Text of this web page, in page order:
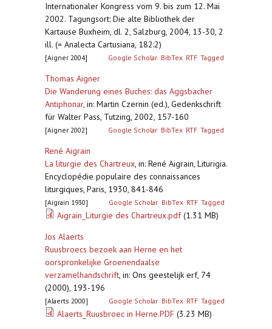
Internationaler Kongress vom 9. bis zum 12. Mai
2002. Tagungsort: Die alte Bibliothek der
Kartause Buxheim, dl. 2, Salzburg, 2004, 13-30, 2
ill. (= Analecta Cartusiana, 182:2)
[Aigner 2004] Google Scholar BibTex RTF Tagged
Thomas Aigner
Die Wanderung eines Buches: das Aggsbacher
Antiphonar, in: Martin Czernin (ed.), Gedenkschrift
für Walter Pass, Tutzing, 2002, 157-160
[Aigner 2002] Google Scholar BibTex RTF Tagged
René Aigrain
La liturgie des Chartreux, in: René Aigrain, Liturigia.
Encyclopédie populaire des connaissances
liturgiques, Paris, 1930, 841-846
[Aigrain 1930] Google Scholar BibTex RTF Tagged
Aigrain_Liturgie des Chartreux.pdf(1.31 MB)
Jos Alaerts
Ruusbroecs bezoek aan Herne en het
oorspronkelijke Groenendaalse
verzamelhandschrift, in: Ons geestelijk erf, 74
(2000), 193-196
[Alaerts 2000] Google Scholar BibTex RTF Tagged
Alaerts_Ruusbroec in Herne.PDF (3.23 MB)